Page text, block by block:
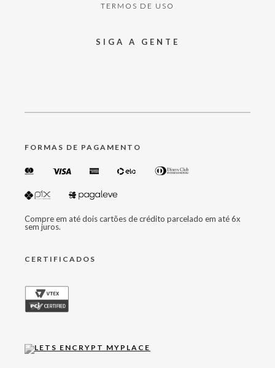
TERMOS DE USO
SIGA A GENTE
FORMAS DE PAGAMENTO
Compre em até dois cartões de crédito parcelado em até 6x
sem juros.
CERTIFICADOS